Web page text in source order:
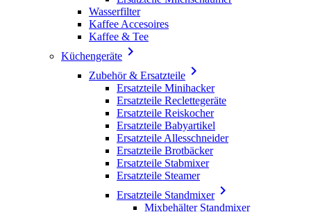
Wasserfilter
Kaffee Accesoires
Kaffee & Tee
Küchengeräte 
Zubehör & Ersatzteile 
Ersatzteile Minihacker
Ersatzteile Reclettegeräte
Ersatzteile Reiskocher
Ersatzteile Babyartikel
Ersatzteile Allesschneider
Ersatzteile Brotbäcker
Ersatzteile Stabmixer
Ersatzteile Steamer
Ersatzteile Standmixer
Mixbehälter Standmixer